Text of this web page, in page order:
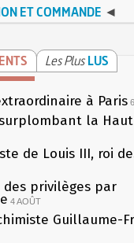
ET COMMANDE ◄
Les Plus LUS
à Paris
la
de Louis III, roi
privilèges par
4 AOÛT
Guillaume-